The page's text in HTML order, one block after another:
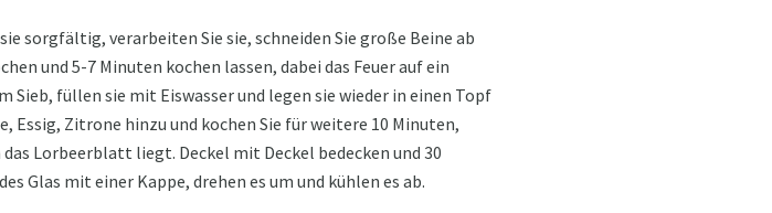
sorgfältig, verarbeiten Sie sie, schneiden Sie große Beine ab
und 5-7 Minuten kochen lassen, dabei das Feuer auf ein
füllen sie mit Eiswasser und legen sie wieder in einen Topf
Essig, Zitrone hinzu und kochen Sie für weitere 10 Minuten,
Lorbeerblatt liegt. Deckel mit Deckel bedecken und 30
Glas mit einer Kappe, drehen es um und kühlen es ab.